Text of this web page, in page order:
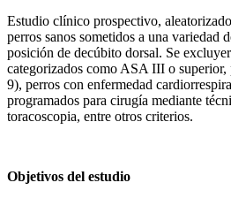
Estudio clínico prospectivo,
perros sanos sometidos a una variedad
posición de decúbito dorsal. Se
categorizados como ASA III o superior,
9), perros con enfermedad
programados para cirugía mediante
toracoscopia, entre otros criterios.
Objetivos del estudio